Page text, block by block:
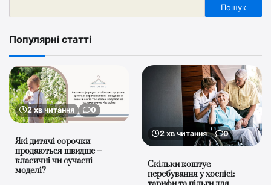
Пошук
Популярні статті
2 хв читання 0
Які дитячі сорочки
продаються швидше –
класичні чи сучасні
моделі?
2 хв читання 0
Скільки коштує
перебування у хоспісі: